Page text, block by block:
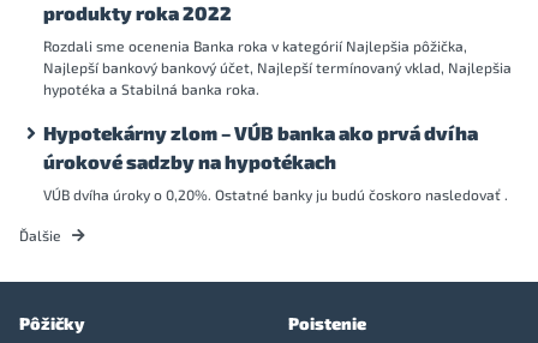
produkty roka 2022
Rozdali sme ocenenia Banka roka v kategórií Najlepšia pôžička,
Najlepší bankový bankový účet, Najlepší termínovaný vklad, Najlepšia
hypotéka a Stabilná banka roka.
Hypotekárny zlom – VÚB banka ako prvá dvíha
úrokové sadzby na hypotékach
VÚB dvíha úroky o 0,20%. Ostatné banky ju budú čoskoro nasledovať .
Ďalšie
Pôžičky Poistenie